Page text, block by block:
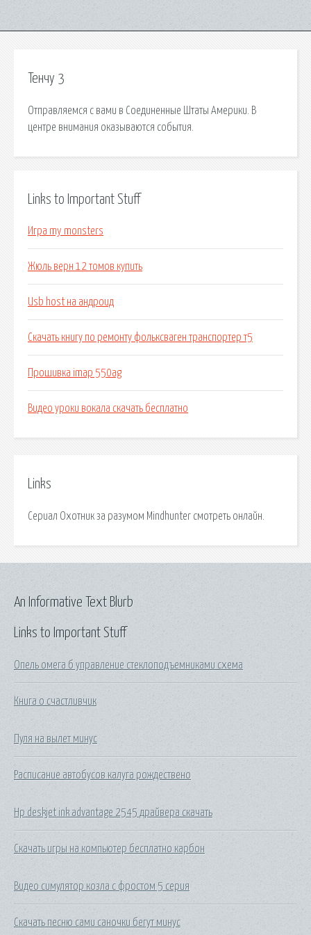
Тенчу 3
Отправляемся с вами в Соединенные Штаты Америки. В
центре внимания оказываются события.
Links to Important Stuff
Игра my monsters
Жюль верн 12 томов купить
Usb host на андроид
Скачать книгу по ремонту фольксваген транспортер т5
Прошивка imap 550ag
Видео уроки вокала скачать бесплатно
Links
Сериал Охотник за разумом Mindhunter смотреть онлайн.
Links to Important Stuff
Опель омега б управление стеклоподъемниками схема
Книга о счастливчик
Пуля на вылет минус
Расписание автобусов калуга рождествено
Hp deskjet ink advantage 2545 драйвера скачать
Скачать игры на компьютер бесплатно карбон
Видео симулятор козла с фростом 5 серия
Скачать песню сами саночки бегут минус
An Informative Text Blurb